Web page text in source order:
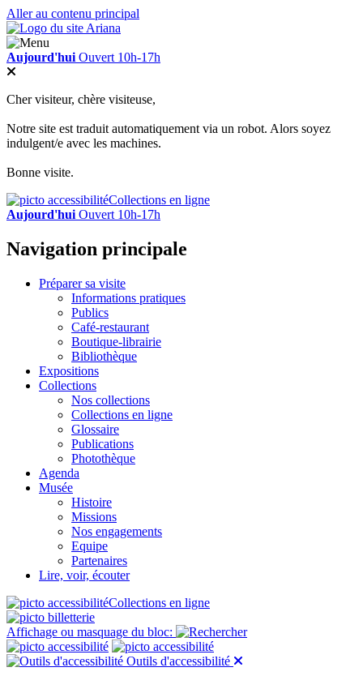
Aller au contenu principal
Aujourd'hui Ouvert 10h-17h
Cher visiteur, chère visiteuse,
Notre site est traduit automatiquement via un robot. Alors soyez
indulgent/e avec les machines.
Bonne visite.
Collections en ligne
Aujourd'hui Ouvert 10h-17h
Navigation principale
Préparer sa visite
Informations pratiques
Publics
Café-restaurant
Boutique-librairie
Bibliothèque
Expositions
Collections
Nos collections
Collections en ligne
Glossaire
Publications
Photothèque
Agenda
Musée
Histoire
Missions
Nos engagements
Equipe
Partenaires
Lire, voir, écouter
Collections en ligne
Affichage ou masquage du bloc:
Outils d'accessibilité